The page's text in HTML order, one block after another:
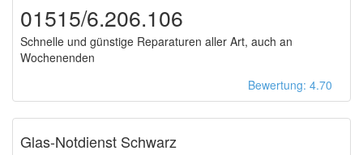
01515/6.206.106
Schnelle und günstige Reparaturen aller Art, auch an
Wochenenden
Bewertung: 4.70
Glas-Notdienst Schwarz